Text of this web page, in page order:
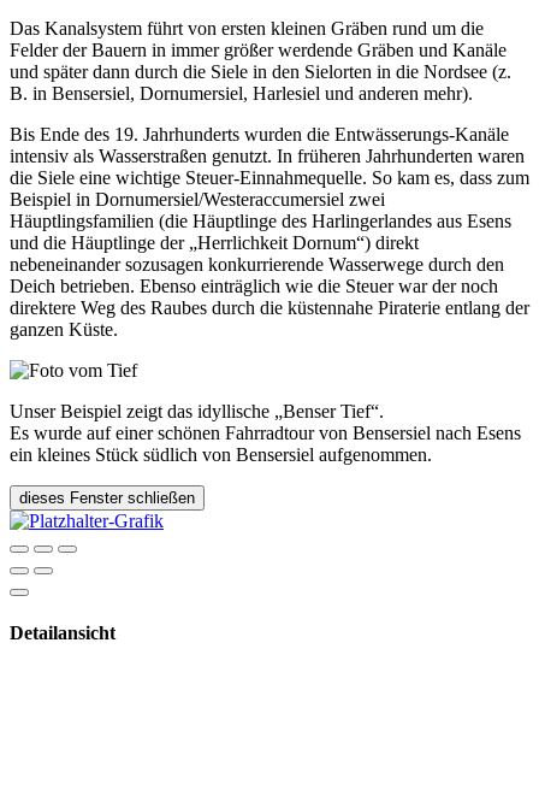
Das Kanalsystem führt von ersten kleinen Gräben rund um die
Felder der Bauern in immer größer werdende Gräben und Kanäle
und später dann durch die Siele in den Sielorten in die Nordsee (z.
B. in Bensersiel, Dornumersiel, Harlesiel und anderen mehr).
Bis Ende des 19. Jahrhunderts wurden die Entwässerungs-Kanäle
intensiv als Wasserstraßen genutzt. In früheren Jahrhunderten waren
die Siele eine wichtige Steuer-Einnahmequelle. So kam es, dass zum
Beispiel in Dornumersiel/Westeraccumersiel zwei
Häuptlingsfamilien (die Häuptlinge des Harlingerlandes aus Esens
und die Häuptlinge der „Herrlichkeit Dornum“) direkt
nebeneinander sozusagen konkurrierende Wasserwege durch den
Deich betrieben. Ebenso einträglich wie die Steuer war der noch
direktere Weg des Raubes durch die küstennahe Piraterie entlang der
ganzen Küste.
Unser Beispiel zeigt das idyllische „Benser Tief“.
Es wurde auf einer schönen Fahrradtour von Bensersiel nach Esens
ein kleines Stück südlich von Bensersiel aufgenommen.
dieses Fenster schließen
Detailansicht